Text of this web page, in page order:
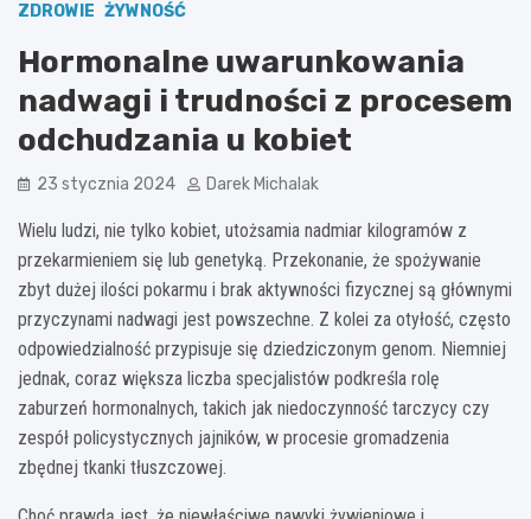
ZDROWIE ŻYWNOŚĆ
Hormonalne uwarunkowania
nadwagi i trudności z procesem
odchudzania u kobiet
23 stycznia 2024 Darek Michalak
Wielu ludzi, nie tylko kobiet, utożsamia nadmiar kilogramów z
przekarmieniem się lub genetyką. Przekonanie, że spożywanie
zbyt dużej ilości pokarmu i brak aktywności fizycznej są głównymi
przyczynami nadwagi jest powszechne. Z kolei za otyłość, często
odpowiedzialność przypisuje się dziedziczonym genom. Niemniej
jednak, coraz większa liczba specjalistów podkreśla rolę
zaburzeń hormonalnych, takich jak niedoczynność tarczycy czy
zespół policystycznych jajników, w procesie gromadzenia
zbędnej tkanki tłuszczowej.